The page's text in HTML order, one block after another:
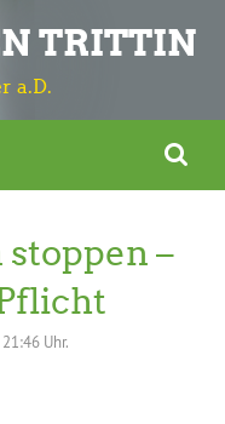
TRITTIN
a.D.
–
Uhr.